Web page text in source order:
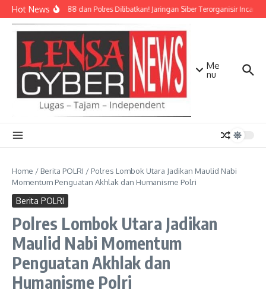
Lewati ke konten
Hot NewsDensus 88 dan Polres Dilibatkan! Jaringan Siber Terorganisir Incar
Me
nu
Home / Berita POLRI / Polres Lombok Utara Jadikan Maulid Nabi
Momentum Penguatan Akhlak dan Humanisme Polri
Berita POLRI
Polres Lombok Utara Jadikan
Maulid Nabi Momentum
Penguatan Akhlak dan
Humanisme Polri